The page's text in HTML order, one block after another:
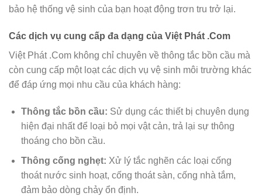
bảo hệ thống vệ sinh của bạn hoạt động trơn tru trở lại.
Các dịch vụ cung cấp đa dạng của Việt Phát .Com
Việt Phát .Com không chỉ chuyên về thông tắc bồn cầu mà
còn cung cấp một loạt các dịch vụ vệ sinh môi trường khác
để đáp ứng mọi nhu cầu của khách hàng:
Thông tắc bồn cầu: Sử dụng các thiết bị chuyên dụng
hiện đại nhất để loại bỏ mọi vật cản, trả lại sự thông
thoáng cho bồn cầu.
Thông cống nghẹt: Xử lý tắc nghẽn các loại cống
thoát nước sinh hoạt, cống thoát sàn, cống nhà tắm,
đảm bảo dòng chảy ổn định.